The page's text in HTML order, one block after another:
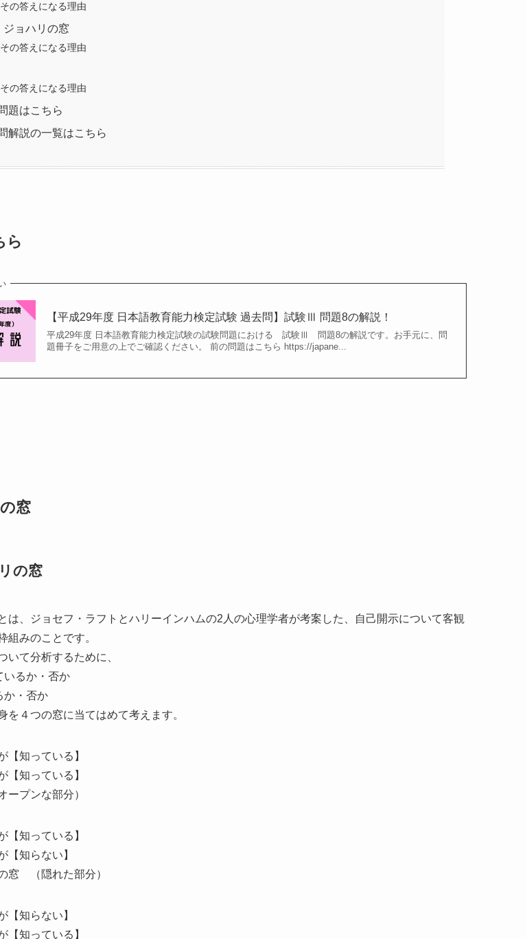
その答えになる理由
ョハリの窓
その答えになる理由
その答えになる理由
題はこちら
解説の一覧はこちら
ら
【平成29年度 日本語教育能力検定試験 過去問】試験Ⅲ 問題8の解説！
平成29年度 日本語教育能力検定試験の試験問題における 試験Ⅲ 問題8の解説です。お手元に、問
題冊子をご用意の上でご確認ください。 前の問題はこちら https://japane...
窓
の窓
は、
ジョセフ・ラフトとハリーインハムの2人の心理学者が考案した、自己開示について客観
組みのことです。
いて分析するために、
いるか・否か
か・否か
を４つの窓に当てはめて考えます。
【知っている】
【知っている】
ープンな部分）
【知っている】
【知らない】
窓 （隠れた部分）
【知らない】
【知っている】